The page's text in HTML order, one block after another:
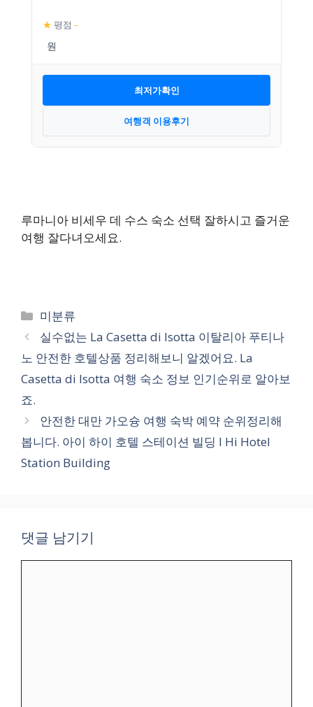
★ 평점 –
최저가확인
여행객 이용후기
루마니아 비세우 데 수스 숙소 선택 잘하시고 즐거운
여행 잘다녀오세요.
카
테
고
리
미분류
실수없는 La Casetta di Isotta 이탈리아 푸티나
노 안전한 호텔상품 정리해보니 알겠어요. La
Casetta di Isotta 여행 숙소 정보 인기순위로 알아보
죠.
안전한 대만 가오슝 여행 숙박 예약 순위정리해
봅니다. 아이 하이 호텔 스테이션 빌딩 I Hi Hotel
Station Building
댓글 남기기